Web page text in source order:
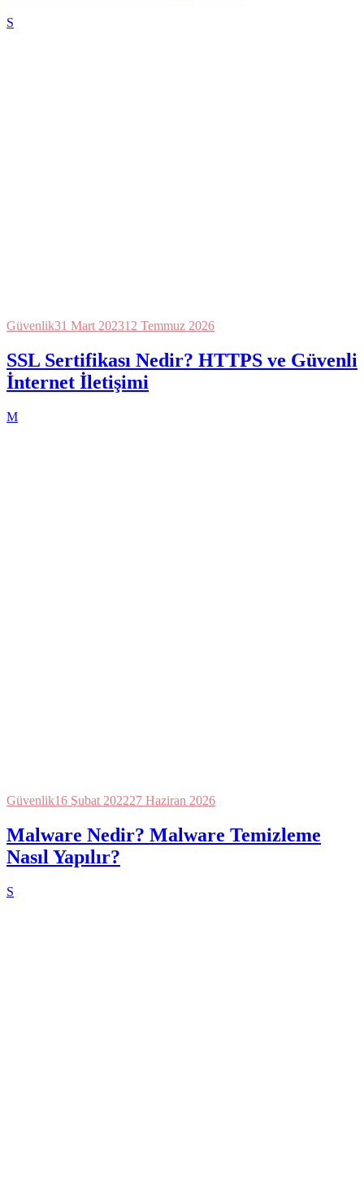
S
Güvenlik31 Mart 202312 Temmuz 2026
SSL Sertifikası Nedir? HTTPS ve Güvenli
İnternet İletişimi
M
Güvenlik16 Şubat 202227 Haziran 2026
Malware Nedir? Malware Temizleme
Nasıl Yapılır?
S